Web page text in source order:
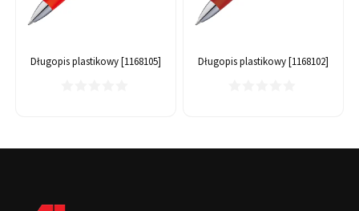
Długopis plastikowy [1168105] Długopis plastikowy [1168102]